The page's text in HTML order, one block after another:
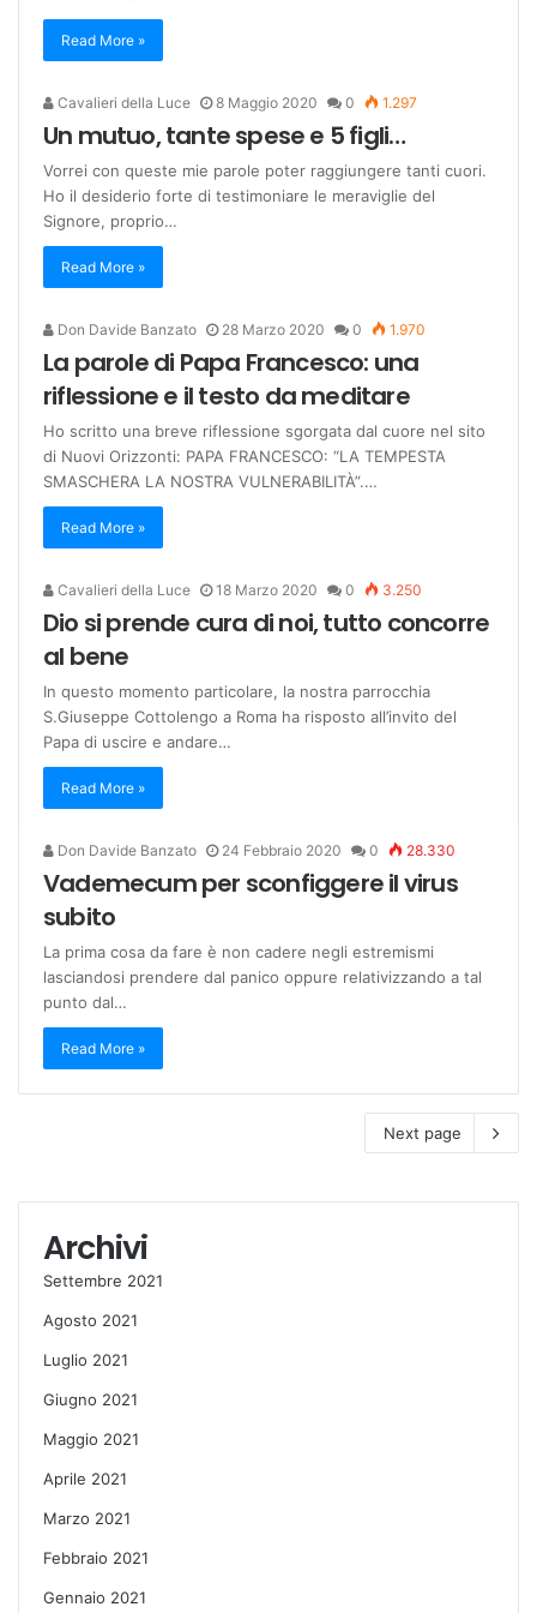
Read More »
Cavalieri della Luce 8 Maggio 2020 0 1.297
Un mutuo, tante spese e 5 figli…
Vorrei con queste mie parole poter raggiungere tanti cuori.
Ho il desiderio forte di testimoniare le meraviglie del
Signore, proprio…
Read More »
Don Davide Banzato 28 Marzo 2020 0 1.970
La parole di Papa Francesco: una
riflessione e il testo da meditare
Ho scritto una breve riflessione sgorgata dal cuore nel sito
di Nuovi Orizzonti: PAPA FRANCESCO: “LA TEMPESTA
SMASCHERA LA NOSTRA VULNERABILITÀ”.…
Read More »
Cavalieri della Luce 18 Marzo 2020 0 3.250
Dio si prende cura di noi, tutto concorre
al bene
In questo momento particolare, la nostra parrocchia
S.Giuseppe Cottolengo a Roma ha risposto all’invito del
Papa di uscire e andare…
Read More »
Don Davide Banzato 24 Febbraio 2020 0 28.330
Vademecum per sconfiggere il virus
subito
La prima cosa da fare è non cadere negli estremismi
lasciandosi prendere dal panico oppure relativizzando a tal
punto dal…
Read More »
Next page
Archivi
Settembre 2021
Agosto 2021
Luglio 2021
Giugno 2021
Maggio 2021
Aprile 2021
Marzo 2021
Febbraio 2021
Gennaio 2021